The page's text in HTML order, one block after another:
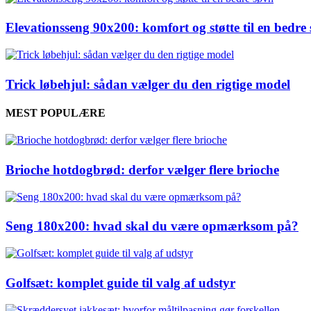
Elevationsseng 90x200: komfort og støtte til en bedre
Trick løbehjul: sådan vælger du den rigtige model
MEST POPULÆRE
Brioche hotdogbrød: derfor vælger flere brioche
Seng 180x200: hvad skal du være opmærksom på?
Golfsæt: komplet guide til valg af udstyr